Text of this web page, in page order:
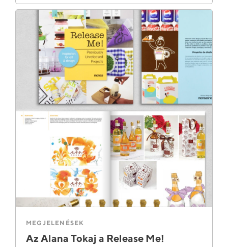
MEGJELENÉSEK
Az Alana Tokaj a Release Me!